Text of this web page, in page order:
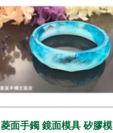
菱面手鐲 鏡面模具 矽膠模